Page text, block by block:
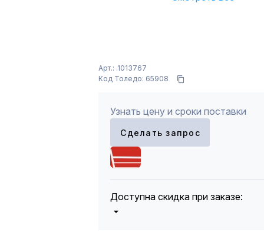
Арт.: .1013767
Код Толедо: 65908
Узнать цену и сроки поставки
Сделать запрос
Доступна скидка при заказе: